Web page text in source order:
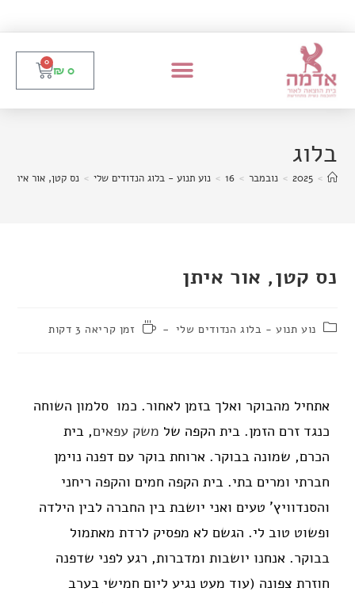
₪ 0
0
בלוג
>
2025
> נובמבר >
16
> נוע תנוע - בלוג הנדודים שלי > נס קטן, אור איתן
נס קטן, אור איתן
נוע תנוע - בלוג הנדודים שלי זמן קריאה 3 דקות
אתחיל מהבוקר ואלך בזמן לאחור. כמו סלמון השוחה
כנגד זרם הזמן. בית הקפה של משק עפאים, בית
הכרם, שמונה בבוקר. ארוחת בוקר עם דפנה נוימן
חברתי ומרים בתי. בית הקפה חמים והקפה ריחני
והסנדוויץ' טעים ואני יושבת בין החברה לבין הילדה
ופשוט טוב לי. הגשם לא מפסיק לרדת מאתמול
בבוקר. אנחנו יושבות ומדברות, רגע לפני שדפנה
חוזרת צפונה (עוד מעט נגיע ליום חמישי בערב